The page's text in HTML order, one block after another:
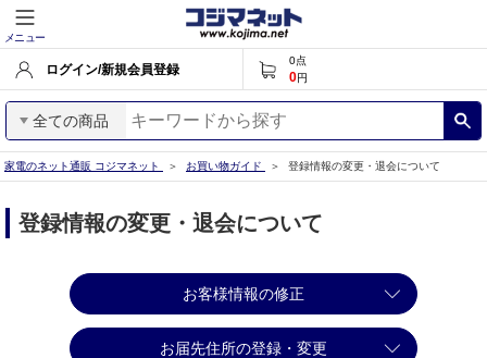
メニュー
ログイン/新規会員登録
0点
0円
全ての商品
家電のネット通販 コジマネット お買い物ガイド 登録情報の変更・退会について
登録情報の変更・退会について
お客様情報の修正
お届先住所の登録・変更